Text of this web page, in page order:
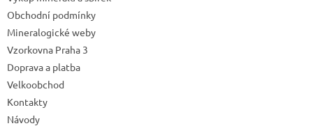
Obchodní podmínky
Mineralogické weby
Vzorkovna Praha 3
Doprava a platba
Velkoobchod
Kontakty
Návody